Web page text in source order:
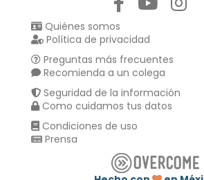
Quiénes somos
Política de privacidad
Preguntas más frecuentes
Recomienda a un colega
Seguridad de la información
Como cuidamos tus datos
Condiciones de uso
Prensa